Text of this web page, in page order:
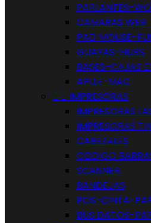
PARLANTES-
CAMARAS WEB
PAD MOUSE-
GUAYAS-HUBS
BASES-CAJAS
APLLE-MAC
  IMPRESORAS
IMPRESORAS
IMPRESORAS
CABEZALES
CODIGO
SCANNER
BANDEJAS
POS-CINTA-
BUS DATOS-